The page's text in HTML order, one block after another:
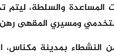
المساعدة والسلطة،
ومسيري المقهى رهن
النشطاء بمدينة